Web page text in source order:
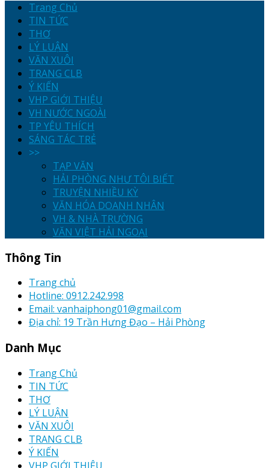
Trang Chủ
TIN TỨC
THƠ
LÝ LUẬN
VĂN XUÔI
TRANG CLB
Ý KIẾN
VHP GIỚI THIỆU
VH NƯỚC NGOÀI
TP YÊU THÍCH
SÁNG TÁC TRẺ
>>
TẠP VĂN
HẢI PHÒNG NHƯ TÔI BIẾT
TRUYỆN NHIỀU KỲ
VĂN HÓA DOANH NHÂN
VH & NHÀ TRƯỜNG
VĂN VIỆT HẢI NGOẠI
Thông Tin
Trang chủ
Hotline: 0912.242.998
Email: vanhaiphong01@gmail.com
Địa chỉ: 19 Trần Hưng Đạo – Hải Phòng
Danh Mục
Trang Chủ
TIN TỨC
THƠ
LÝ LUẬN
VĂN XUÔI
TRANG CLB
Ý KIẾN